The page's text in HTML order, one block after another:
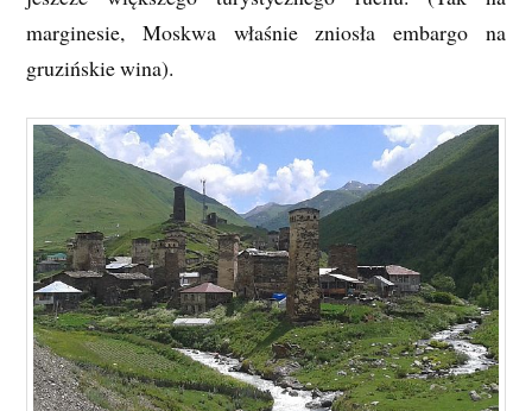
marginesie, Moskwa właśnie zniosła embargo na
gruzińskie wina).